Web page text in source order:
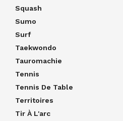
Squash
Sumo
Surf
Taekwondo
Tauromachie
Tennis
Tennis De Table
Territoires
Tir À L'arc